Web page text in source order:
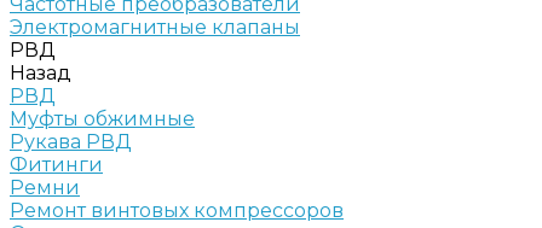
Электромагнитные клапаны
РВД
Назад
РВД
Муфты обжимные
Рукава РВД
Фитинги
Ремни
Ремонт винтовых компрессоров